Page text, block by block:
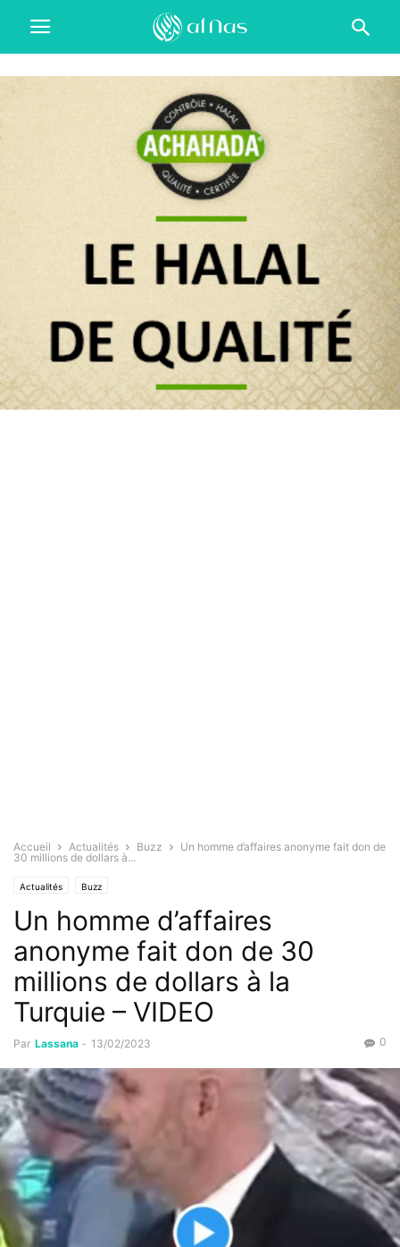
Accueil Actualités Buzz
Un homme d’affaires anonyme fait don de
30 millions de dollars à...
Actualités Buzz
Un homme d’affaires
anonyme fait don de 30
millions de dollars à la
Turquie – VIDEO
Par Lassana - 13/02/2023 0